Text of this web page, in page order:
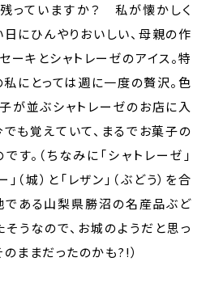
っていますか？ 私が懐かしく
にひんやりおいしい、母親の作
ーキとシャトレーゼのアイス。特
にとっては週に一度の贅沢。色
が並ぶシャトレーゼのお店に入
も覚えていて、まるでお菓子の
す。（ちなみに「シャトレーゼ」
（城）と「レザン」（ぶどう）を合
である山梨県勝沼の名産品ぶど
うなので、お城のようだと思っ
ままだったのかも?!）